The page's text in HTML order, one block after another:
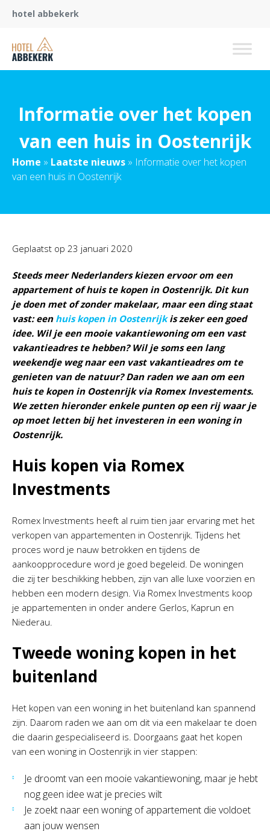
hotel abbekerk
Informatie over het kopen
van een huis in Oostenrijk
Home » Laatste nieuws » Informatie over het kopen
van een huis in Oostenrijk
Geplaatst op 23 januari 2020
Steeds meer Nederlanders kiezen ervoor om een
appartement of huis te kopen in Oostenrijk. Dit kun
je doen met of zonder makelaar, maar een ding staat
vast: een huis kopen in Oostenrijkis zeker een goed
idee. Wil je een mooie vakantiewoning om een vast
vakantieadres te hebben? Wil je soms een lang
weekendje weg naar een vast vakantieadres om te
genieten van de natuur? Dan raden we aan om een
huis te kopen in Oostenrijk via Romex Investements.
We zetten hieronder enkele punten op een rij waar je
op moet letten bij het investeren in een woning in
Oostenrijk.
Huis kopen via Romex
Investments
Romex Investments heeft al ruim tien jaar ervaring met het
verkopen van appartementen in Oostenrijk. Tijdens het
proces word je nauw betrokken en tijdens de
aankoopprocedure word je goed begeleid. De woningen
die zij ter beschikking hebben, zijn van alle luxe voorzien en
hebben een modern design. Via Romex Investments koop
je appartementen in onder andere Gerlos, Kaprun en
Niederau.
Tweede woning kopen in het
buitenland
Het kopen van een woning in het buitenland kan spannend
zijn. Daarom raden we aan om dit via een makelaar te doen
die daarin gespecialiseerd is. Doorgaans gaat het kopen
van een woning in Oostenrijk in vier stappen:
Je droomt van een mooie vakantiewoning, maar je hebt
nog geen idee wat je precies wilt
Je zoekt naar een woning of appartement die voldoet
aan jouw wensen